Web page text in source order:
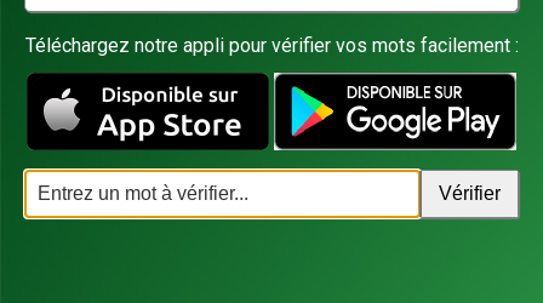
Téléchargez notre appli pour vérifier vos mots facilement :